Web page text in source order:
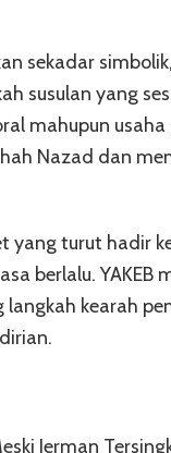
sekadar
susulan yang
mahupun
Nazad dan
turut hadir
berlalu.
kearah
Jerman